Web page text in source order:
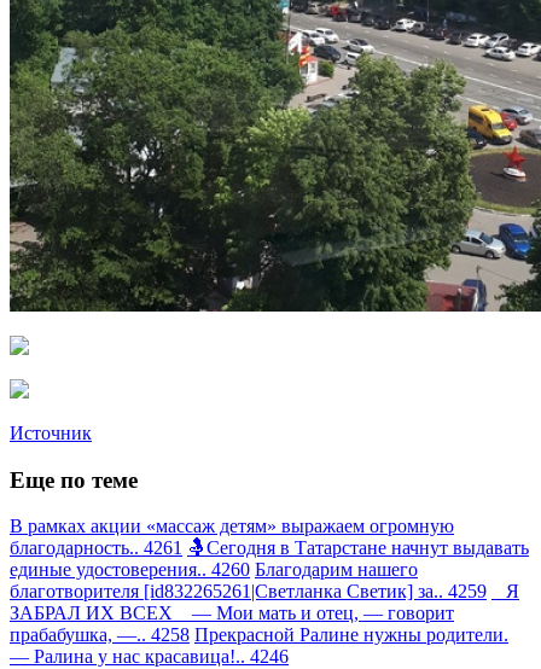
Источник
Еще по теме
В рамках акции «массаж детям» выражаем огромную
благодарность.. 4261 🤱Сегодня в Татарстане начнут выдавать
единые удостоверения.. 4260 Благодарим нашего
благотворителя [id832265261|Светланка Светик] за.. 4259
Я
ЗАБРАЛ ИХ ВСЕХ — Мои мать и отец, — говорит
прабабушка, —.. 4258 Прекрасной Ралине нужны родители.
— Ралина у нас красавица!.. 4246